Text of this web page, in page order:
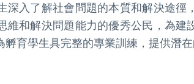
深入了解社會問題的本質和解決途
維和解決問題能力的優秀公民，為
育學生具完整的專業訓練，提供潛在